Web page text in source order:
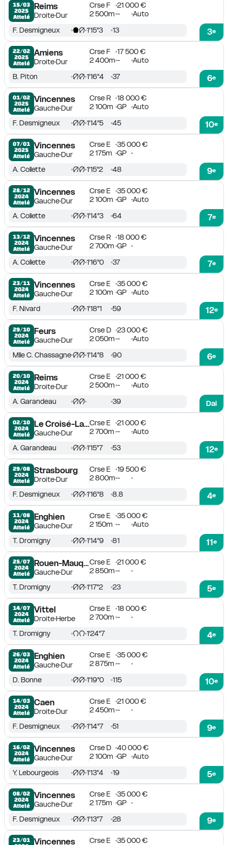
15/03
2025
Attelé
Reims
DroiteDur
Crse F
21 000 €
2 500m - Auto
3e
F. Desmigneux 1'15''3 13
22/02
2025
Attelé
Amiens
DroiteDur
Crse F
17 500 €
2 400m - Auto
6e
B. Piton 1'16''4 37
01/02
2025
Attelé
Vincennes
GaucheDur
Crse R
18 000 €
2 100m GP Auto
10e
F. Desmigneux 1'14''5 45
07/01
2025
Attelé
Vincennes
GaucheDur
Crse E
35 000 €
2 175m GP
9e
A. Collette 1'15''2 48
28/12
2024
Attelé
Vincennes
GaucheDur
Crse E
35 000 €
2 100m GP Auto
7e
A. Collette 1'14''3 64
13/12
2024
Attelé
Vincennes
GaucheDur
Crse R
18 000 €
2 700m GP
7e
A. Collette 1'16''0 37
23/11
2024
Attelé
Vincennes
GaucheDur
Crse E
35 000 €
2 100m GP Auto
12e
F. Nivard 1'18''1 59
29/10
2024
Attelé
Feurs
GaucheDur
Crse D
23 000 €
2 050m - Auto
6e
Mlle C. Chassagne 1'14''8 90
20/10
2024
Attelé
Reims
DroiteDur
Crse E
21 000 €
2 500m -
Auto
Dai
A. Garandeau 39
02/10
2024
Attelé
Le Croisé-Laroche
GaucheDur
Crse E
21 000 €
2 700m - Auto
12e
A. Garandeau 1'15''7 53
29/08
2024
Attelé
Strasbourg
DroiteDur
Crse E
19 500 €
2 800m -
4e
F. Desmigneux 1'16''8 8.8
11/08
2024
Attelé
Enghien
GaucheDur
Crse E
35 000 €
2 150m - Auto
11e
T. Dromigny 1'14''9 81
25/07
2024
Attelé
Rouen-Mauquenchy
GaucheDur
Crse E
21 000 €
2 850m -
5e
T. Dromigny 1'17''2 23
14/07
2024
Attelé
Vittel
DroiteHerbe
Crse E
18 000 €
2 700m -
4e
T. Dromigny 1'24''7
26/03
2024
Attelé
Enghien
GaucheDur
Crse E
35 000 €
2 875m -
10e
D. Bonne 1'19''0 115
14/03
2024
Attelé
Caen
DroiteDur
Crse E
21 000 €
2 450m -
9e
F. Desmigneux 1'14''7 51
16/02
2024
Attelé
Vincennes
GaucheDur
Crse D
40 000 €
2 100m GP Auto
5e
Y. Lebourgeois 1'13''4 19
08/02
2024
Attelé
Vincennes
GaucheDur
Crse E
35 000 €
2 175m GP
9e
F. Desmigneux 1'13''7 28
23/01
Vincennes Crse E
35 000 €